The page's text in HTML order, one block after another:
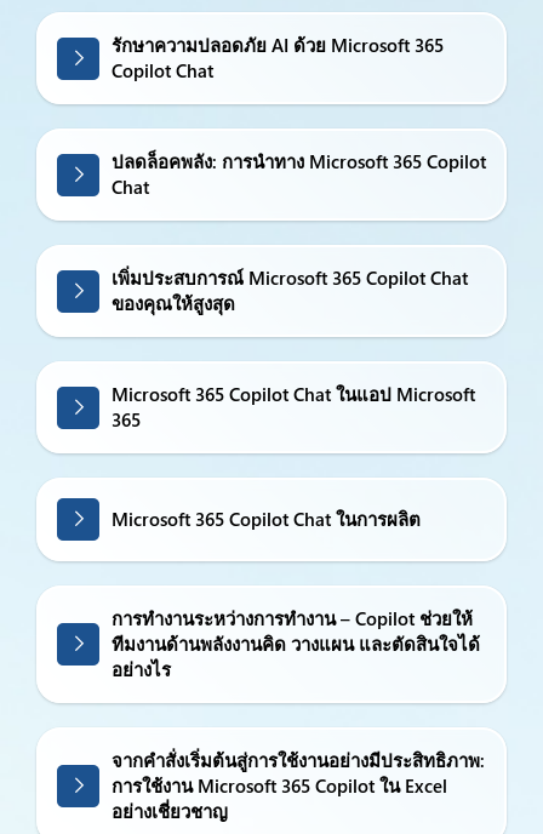
รักษาความปลอดภัย AI ด้วย Microsoft 365
Copilot Chat
ปลดล็อคพลัง: การนำทาง Microsoft 365 Copilot
Chat
เพิ่มประสบการณ์ Microsoft 365 Copilot Chat
ของคุณให้สูงสุด
Microsoft 365 Copilot Chat ในแอป Microsoft
365
Microsoft 365 Copilot Chat ในการผลิต
การทำงานระหว่างการทำงาน – Copilot ช่วยให้
ทีมงานด้านพลังงานคิด วางแผน และตัดสินใจได้
อย่างไร
จากคำสั่งเริ่มต้นสู่การใช้งานอย่างมีประสิทธิภาพ:
การใช้งาน Microsoft 365 Copilot ใน Excel
อย่างเชี่ยวชาญ